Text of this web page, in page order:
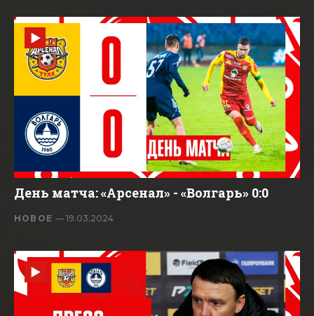
День матча: «Арсенал» - «Волгарь» 0:0
НОВОЕ— 19.03.2024